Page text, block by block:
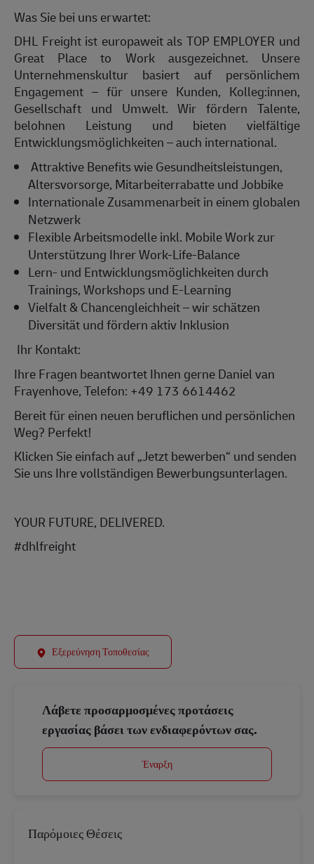
Was Sie bei uns erwartet:
DHL Freight ist europaweit als TOP EMPLOYER und
Great Place
to
Work ausgezeichnet. Unsere
Unternehmenskultur basiert auf persönlichem
Engagement – für unsere Kunden, Kolleg:innen,
Gesellschaft und Umwelt. Wir fördern Talente,
belohnen Leistung und bieten vielfältige
Entwicklungsmöglichkeiten – auch international.
Attraktive Benefits wie Gesundheitsleistungen,
Altersvorsorge, Mitarbeiterrabatte und Jobbike
Internationale Zusammenarbeit in einem globalen
Netzwerk
Flexible Arbeitsmodelle inkl. Mobile Work zur
Unterstützung Ihrer Work-Life-Balance
Lern- und Entwicklungsmöglichkeiten durch
Trainings, Workshops und E-Learning
Vielfalt & Chancengleichheit – wir schätzen
Diversität und fördern aktiv Inklusion
Ihr Kontakt:
Ihre Fragen beantwortet Ihnen gerneDaniel van
Frayenhove, Telefon: +49 173 6614462
Bereit für einen neuen beruflichen und persönlichen
Weg? Perfekt!
Klicken Sie einfach auf „Jetzt bewerben“ und senden
Sie uns Ihre vollständigen Bewerbungsunterlagen.
YOUR FUTURE, DELIVERED.
#dhlfreight
Εξερεύνηση Τοποθεσίας
Λάβετε προσαρμοσμένες προτάσεις
εργασίας βάσει των ενδιαφερόντων σας.
Έναρξη
Παρόμοιες Θέσεις